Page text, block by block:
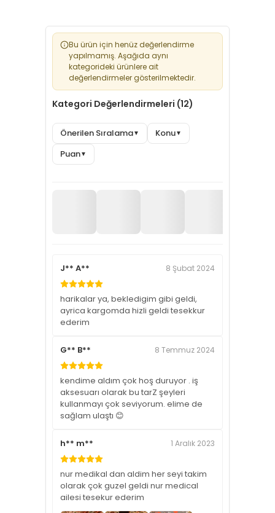
Bu ürün için henüz değerlendirme
yapılmamış. Aşağıda aynı
kategorideki ürünlere ait
değerlendirmeler gösterilmektedir.
Kategori Değerlendirmeleri (12)
Önerilen Sıralama▼ Konu▼
Puan▼
J** A** 8 Şubat 2024
harikalar ya, bekledigim gibi geldi,
ayrica kargomda hizli geldi tesekkur
ederim
G** B** 8 Temmuz 2024
kendime aldım çok hoş duruyor . iş
aksesuarı olarak bu tarZ şeyleri
kullanmayı çok seviyorum. elime de
sağlam ulaştı 😊
h** m** 1 Aralık 2023
nur medikal dan aldim her seyi takim
olarak çok guzel geldi nur medical
ailesi tesekur ederim